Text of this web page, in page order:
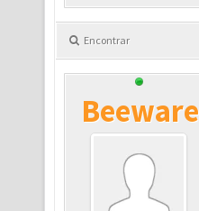
Encontrar
Beeware